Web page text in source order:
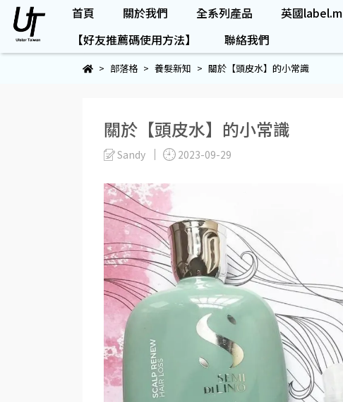
首頁 關於我們 全系列產品 英國label.m
【好友推薦碼使用方法】
聯絡我們
部落格 養髮新知 關於【頭皮水】的小常識
關於【頭皮水】的小常識
Sandy 2023-09-29